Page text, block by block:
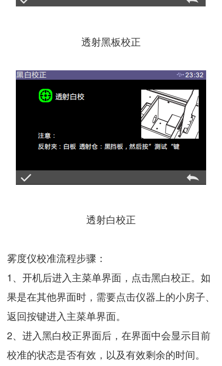
透射黑板校正
透射白校正
雾度仪校准流程步骤：
1、开机后进入主菜单界面，点击黑白校正。如
果是在其他界面时，需要点击仪器上的小房子、
返回按键进入主菜单界面。
2、进入黑白校正界面后，在界面中会显示目前
校准的状态是否有效，以及有效剩余的时间。